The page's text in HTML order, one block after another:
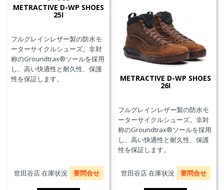
METRACTIVE D-WP SHOES
25I
フルグレインレザー製の防水モ
ーターサイクルシューズ。非対
称のGroundtrax®ソールを採用
し、高い快適性と耐久性、保護
性を保証します。
世田谷店 在庫状況 要問合せ
METRACTIVE D-WP SHOES
26I
フルグレインレザー製の防水モ
ーターサイクルシューズ。非対
称のGroundtrax®ソールを採用
し、高い快適性と耐久性、保護
性を保証します。
世田谷店 在庫状況 要問合せ